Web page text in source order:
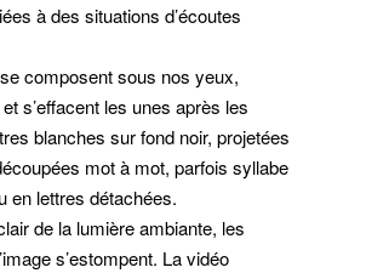
à des situations d’écoutes
composent sous nos yeux,
s’effacent les unes après les
blanches sur fond noir, projetées
mot à mot, parfois syllabe
en lettres détachées.
de la lumière ambiante, les
s’estompent. La vidéo